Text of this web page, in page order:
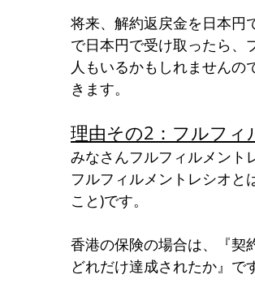
将来、解約返戻金を日本円
で日本円で受け取ったら、
人もいるかもしれませんの
きます。
理由その2：フルフィ
みなさんフルフィルメント
フルフィルメントレシオと
こと)です。
香港の保険の場合は、『契
どれだけ達成されたか』で